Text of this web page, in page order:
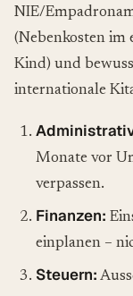
NIE/
(Nebenkosten im
Kind) und
internationale
Monate vor
verpassen.
Finanzen:
einplanen –
Steuern: